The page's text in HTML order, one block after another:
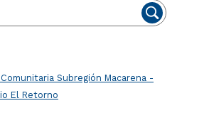
Subregión Macarena -
El Retorno